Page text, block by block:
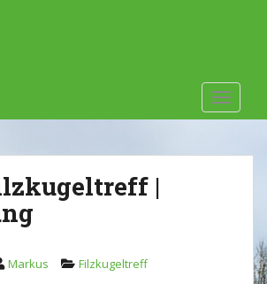
|
Markus Filzkugeltreff